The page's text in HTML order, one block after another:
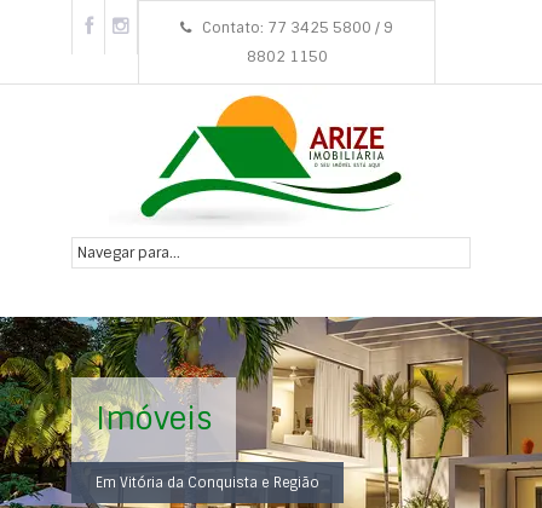
Contato: 77 3425 5800 / 9
8802 1150
Imóveis
Em Vitória da Conquista e Região